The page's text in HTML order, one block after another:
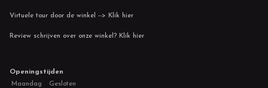
Virtuele tour door de winkel --> Klik hier
Review schrijven over onze winkel? Klik hier
Openingstijden
Maandag
Gesloten